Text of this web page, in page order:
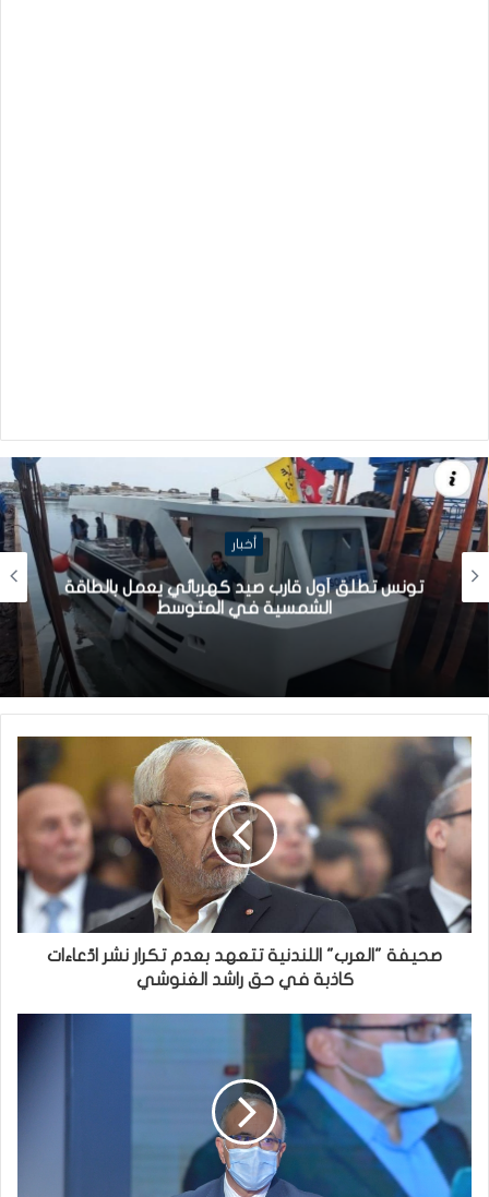
أخبار
تونس تطلق أول قارب صيد كهربائي يعمل بالطاقة
الشمسية في المتوسط
صحيفة "العرب" اللندنية تتعهد بعدم تكرار نشر ادّعاءات
كاذبة في حق راشد الغنوشي